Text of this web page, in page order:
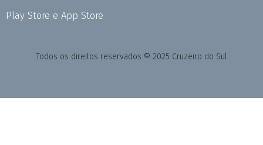
Play Store e App Store
Todos os direitos reservados © 2025 Cruzeiro do Sul